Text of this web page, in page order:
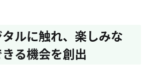
ルに触れ、楽しみな
る機会を創出